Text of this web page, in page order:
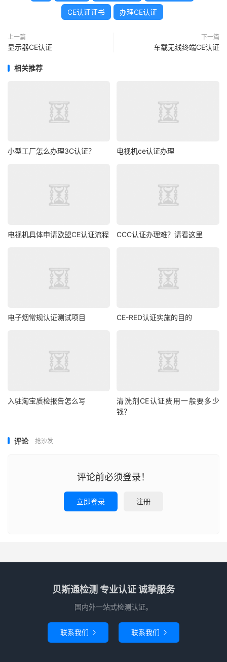
CE认证证书 办理CE认证
上一篇
显示器CE认证
下一篇
车载无线终端CE认证
相关推荐
小型工厂怎么办理3C认证？ 电视机ce认证办理
电视机具体申请欧盟CE认证流程 CCC认证办理难？请看这里
电子烟常规认证测试项目 CE-RED认证实施的目的
入驻淘宝质检报告怎么写
清洗剂CE认证费用一般要多少
钱？
评论 抢沙发
评论前必须登录！
立即登录 注册
贝斯通检测 专业认证 诚挚服务
国内外一站式检测认证。
联系我们  联系我们 